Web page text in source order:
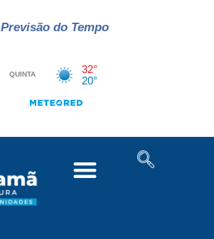
Previsão do Tempo